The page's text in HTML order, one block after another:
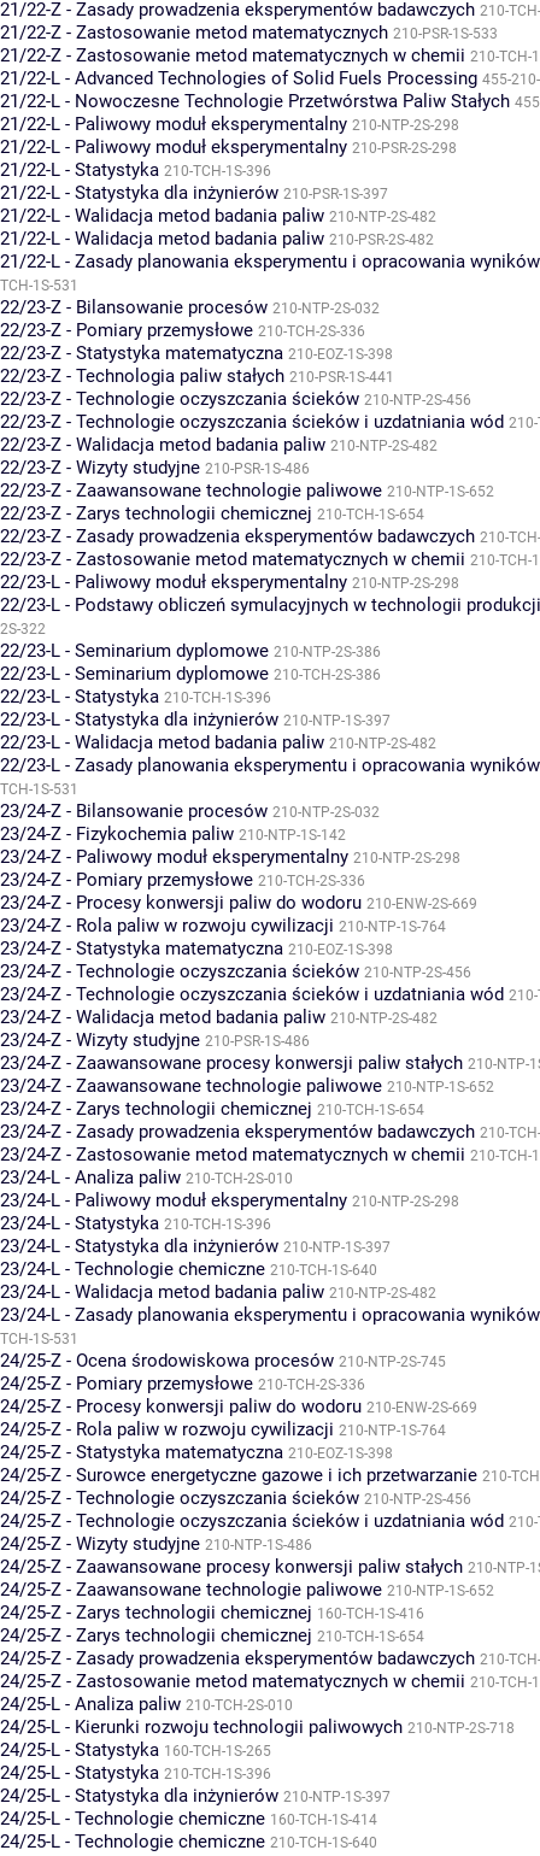
21/22-Z - Zasady prowadzenia eksperymentów badawczych 210-
21/22-Z - Zastosowanie metod matematycznych 210-PSR-1S-533
21/22-Z - Zastosowanie metod matematycznych w chemii 210-TCH-
21/22-L - Advanced Technologies of Solid Fuels Processing 455-
21/22-L - Nowoczesne Technologie Przetwórstwa Paliw Stałych
21/22-L - Paliwowy moduł eksperymentalny 210-NTP-2S-298
21/22-L - Paliwowy moduł eksperymentalny 210-PSR-2S-298
21/22-L - Statystyka 210-TCH-1S-396
21/22-L - Statystyka dla inżynierów 210-PSR-1S-397
21/22-L - Walidacja metod badania paliw 210-NTP-2S-482
21/22-L - Walidacja metod badania paliw 210-PSR-2S-482
21/22-L - Zasady planowania eksperymentu i opracowania
TCH-1S-531
22/23-Z - Bilansowanie procesów 210-NTP-2S-032
22/23-Z - Pomiary przemysłowe 210-TCH-2S-336
22/23-Z - Statystyka matematyczna 210-EOZ-1S-398
22/23-Z - Technologia paliw stałych 210-PSR-1S-441
22/23-Z - Technologie oczyszczania ścieków 210-NTP-2S-456
22/23-Z - Technologie oczyszczania ścieków i uzdatniania wód 210-
22/23-Z - Walidacja metod badania paliw 210-NTP-2S-482
22/23-Z - Wizyty studyjne 210-PSR-1S-486
22/23-Z - Zaawansowane technologie paliwowe 210-NTP-1S-652
22/23-Z - Zarys technologii chemicznej 210-TCH-1S-654
22/23-Z - Zasady prowadzenia eksperymentów badawczych 210-
22/23-Z - Zastosowanie metod matematycznych w chemii 210-TCH-
22/23-L - Paliwowy moduł eksperymentalny 210-NTP-2S-298
22/23-L - Podstawy obliczeń symulacyjnych w technologii
2S-322
22/23-L - Seminarium dyplomowe 210-NTP-2S-386
22/23-L - Seminarium dyplomowe 210-TCH-2S-386
22/23-L - Statystyka 210-TCH-1S-396
22/23-L - Statystyka dla inżynierów 210-NTP-1S-397
22/23-L - Walidacja metod badania paliw 210-NTP-2S-482
22/23-L - Zasady planowania eksperymentu i opracowania
TCH-1S-531
23/24-Z - Bilansowanie procesów 210-NTP-2S-032
23/24-Z - Fizykochemia paliw 210-NTP-1S-142
23/24-Z - Paliwowy moduł eksperymentalny 210-NTP-2S-298
23/24-Z - Pomiary przemysłowe 210-TCH-2S-336
23/24-Z - Procesy konwersji paliw do wodoru 210-ENW-2S-669
23/24-Z - Rola paliw w rozwoju cywilizacji 210-NTP-1S-764
23/24-Z - Statystyka matematyczna 210-EOZ-1S-398
23/24-Z - Technologie oczyszczania ścieków 210-NTP-2S-456
23/24-Z - Technologie oczyszczania ścieków i uzdatniania wód 210-
23/24-Z - Walidacja metod badania paliw 210-NTP-2S-482
23/24-Z - Wizyty studyjne 210-PSR-1S-486
23/24-Z - Zaawansowane procesy konwersji paliw stałych 210-NTP-
23/24-Z - Zaawansowane technologie paliwowe 210-NTP-1S-652
23/24-Z - Zarys technologii chemicznej 210-TCH-1S-654
23/24-Z - Zasady prowadzenia eksperymentów badawczych 210-
23/24-Z - Zastosowanie metod matematycznych w chemii 210-TCH-
23/24-L - Analiza paliw 210-TCH-2S-010
23/24-L - Paliwowy moduł eksperymentalny 210-NTP-2S-298
23/24-L - Statystyka 210-TCH-1S-396
23/24-L - Statystyka dla inżynierów 210-NTP-1S-397
23/24-L - Technologie chemiczne 210-TCH-1S-640
23/24-L - Walidacja metod badania paliw 210-NTP-2S-482
23/24-L - Zasady planowania eksperymentu i opracowania
TCH-1S-531
24/25-Z - Ocena środowiskowa procesów 210-NTP-2S-745
24/25-Z - Pomiary przemysłowe 210-TCH-2S-336
24/25-Z - Procesy konwersji paliw do wodoru 210-ENW-2S-669
24/25-Z - Rola paliw w rozwoju cywilizacji 210-NTP-1S-764
24/25-Z - Statystyka matematyczna 210-EOZ-1S-398
24/25-Z - Surowce energetyczne gazowe i ich przetwarzanie 210-
24/25-Z - Technologie oczyszczania ścieków 210-NTP-2S-456
24/25-Z - Technologie oczyszczania ścieków i uzdatniania wód 210-
24/25-Z - Wizyty studyjne 210-NTP-1S-486
24/25-Z - Zaawansowane procesy konwersji paliw stałych 210-NTP-
24/25-Z - Zaawansowane technologie paliwowe 210-NTP-1S-652
24/25-Z - Zarys technologii chemicznej 160-TCH-1S-416
24/25-Z - Zarys technologii chemicznej 210-TCH-1S-654
24/25-Z - Zasady prowadzenia eksperymentów badawczych 210-
24/25-Z - Zastosowanie metod matematycznych w chemii 210-TCH-
24/25-L - Analiza paliw 210-TCH-2S-010
24/25-L - Kierunki rozwoju technologii paliwowych 210-NTP-2S-718
24/25-L - Statystyka 160-TCH-1S-265
24/25-L - Statystyka 210-TCH-1S-396
24/25-L - Statystyka dla inżynierów 210-NTP-1S-397
24/25-L - Technologie chemiczne 160-TCH-1S-414
24/25-L - Technologie chemiczne 210-TCH-1S-640